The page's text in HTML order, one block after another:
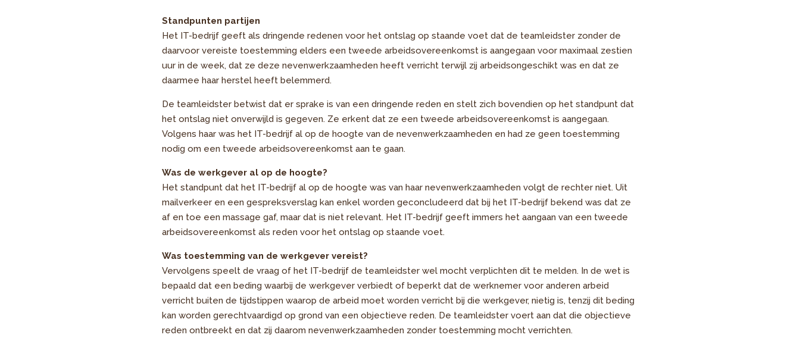
Standpunten partijen
Het IT-bedrijf geeft als dringende redenen voor het ontslag op staande voet dat de teamleidster zonder de
daarvoor vereiste toestemming elders een tweede arbeidsovereenkomst is aangegaan voor maximaal zestien
uur in de week, dat ze deze nevenwerkzaamheden heeft verricht terwijl zij arbeidsongeschikt was en dat ze
daarmee haar herstel heeft belemmerd.
De teamleidster betwist dat er sprake is van een dringende reden en stelt zich bovendien op het standpunt dat
het ontslag niet onverwijld is gegeven. Ze erkent dat ze een tweede arbeidsovereenkomst is aangegaan.
Volgens haar was het IT-bedrijf al op de hoogte van de nevenwerkzaamheden en had ze geen toestemming
nodig om een tweede arbeidsovereenkomst aan te gaan.
Was de werkgever al op de hoogte?
Het standpunt dat het IT-bedrijf al op de hoogte was van haar nevenwerkzaamheden volgt de rechter niet. Uit
mailverkeer en een gespreksverslag kan enkel worden geconcludeerd dat bij het IT-bedrijf bekend was dat ze
af en toe een massage gaf, maar dat is niet relevant. Het IT-bedrijf geeft immers het aangaan van een tweede
arbeidsovereenkomst als reden voor het ontslag op staande voet.
Was toestemming van de werkgever vereist?
Vervolgens speelt de vraag of het IT-bedrijf de teamleidster wel mocht verplichten dit te melden. In de wet is
bepaald dat een beding waarbij de werkgever verbiedt of beperkt dat de werknemer voor anderen arbeid
verricht buiten de tijdstippen waarop de arbeid moet worden verricht bij die werkgever, nietig is, tenzij dit beding
kan worden gerechtvaardigd op grond van een objectieve reden. De teamleidster voert aan dat die objectieve
reden ontbreekt en dat zij daarom nevenwerkzaamheden zonder toestemming mocht verrichten.